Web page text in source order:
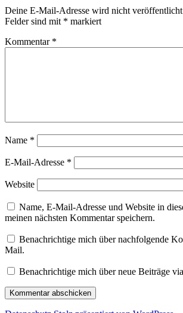
Deine E-Mail-Adresse wird nicht
Felder sind mit * markiert
Kommentar *
Name *
E-Mail-Adresse *
Website
Name, E-Mail-Adresse und Website in
meinen nächsten Kommentar speichern.
Benachrichtige mich über nachfolgende
Mail.
Benachrichtige mich über neue Beiträge